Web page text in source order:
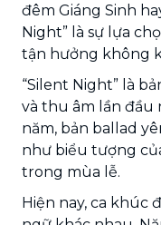
đêm Giáng Sinh
Night” là sự lựa
tận hưởng không
“Silent Night” là
và thu âm lần đầu
năm, bản ballad
như biểu tượng
trong mùa lễ.
Hiện nay, ca khúc